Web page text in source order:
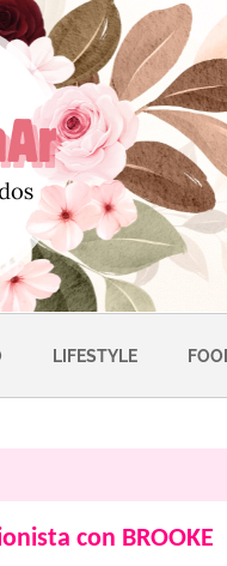
LIFESTYLE
con BROOKE